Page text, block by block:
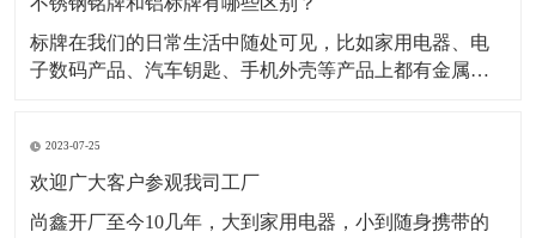
标牌在我们的日常生活中随处可见，比如家用电器、电
子数码产品、汽车钥匙、手机外壳等产品上都有金属标
锈钢材质、铝合金材质、金属纯镍材质、锌合金材质
等，今天小编主要为大家介绍不锈钢铭牌和铝标牌有哪
些不一样。一、
2023-07-25
欢迎广大客户参观我司工厂
尚鑫开厂至今10几年，大到家用电器，小到随身携带的